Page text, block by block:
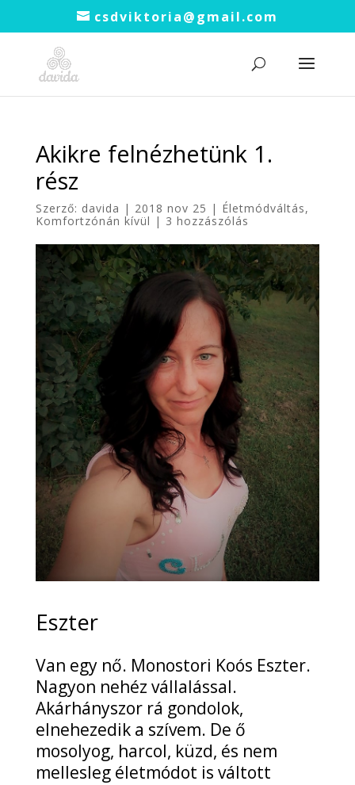
csdviktoria@gmail.com
Akikre felnézhetünk 1.
rész
Szerző: davida | 2018 nov 25 | Életmódváltás,
Komfortzónán kívül | 3 hozzászólás
Eszter
Van egy nő. Monostori Koós Eszter.
Nagyon nehéz vállalással.
Akárhányszor rá gondolok,
elnehezedik a szívem. De ő
mosolyog, harcol, küzd, és nem
mellesleg életmódot is váltott